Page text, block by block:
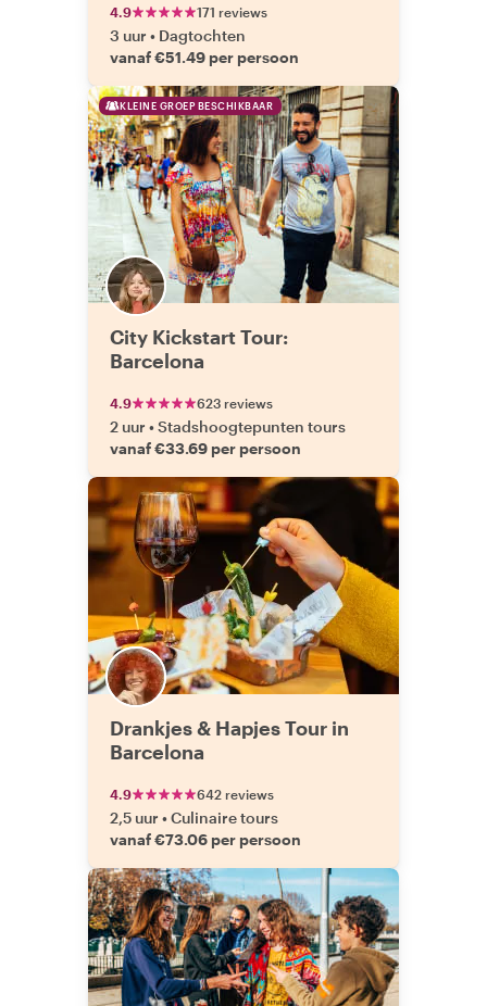
4.9 171 reviews
3 uur • Dagtochten
vanaf €51.49 per persoon
KLEINE GROEP BESCHIKBAAR
City Kickstart Tour:
Barcelona
4.9 623 reviews
2 uur •Stadshoogtepunten tours
vanaf €33.69 per persoon
Drankjes & Hapjes Tour in
Barcelona
4.9 642 reviews
2,5 uur •Culinaire tours
vanaf €73.06 per persoon